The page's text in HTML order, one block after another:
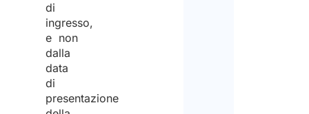
di
ingresso,
e non
dalla
data
di
presentazione